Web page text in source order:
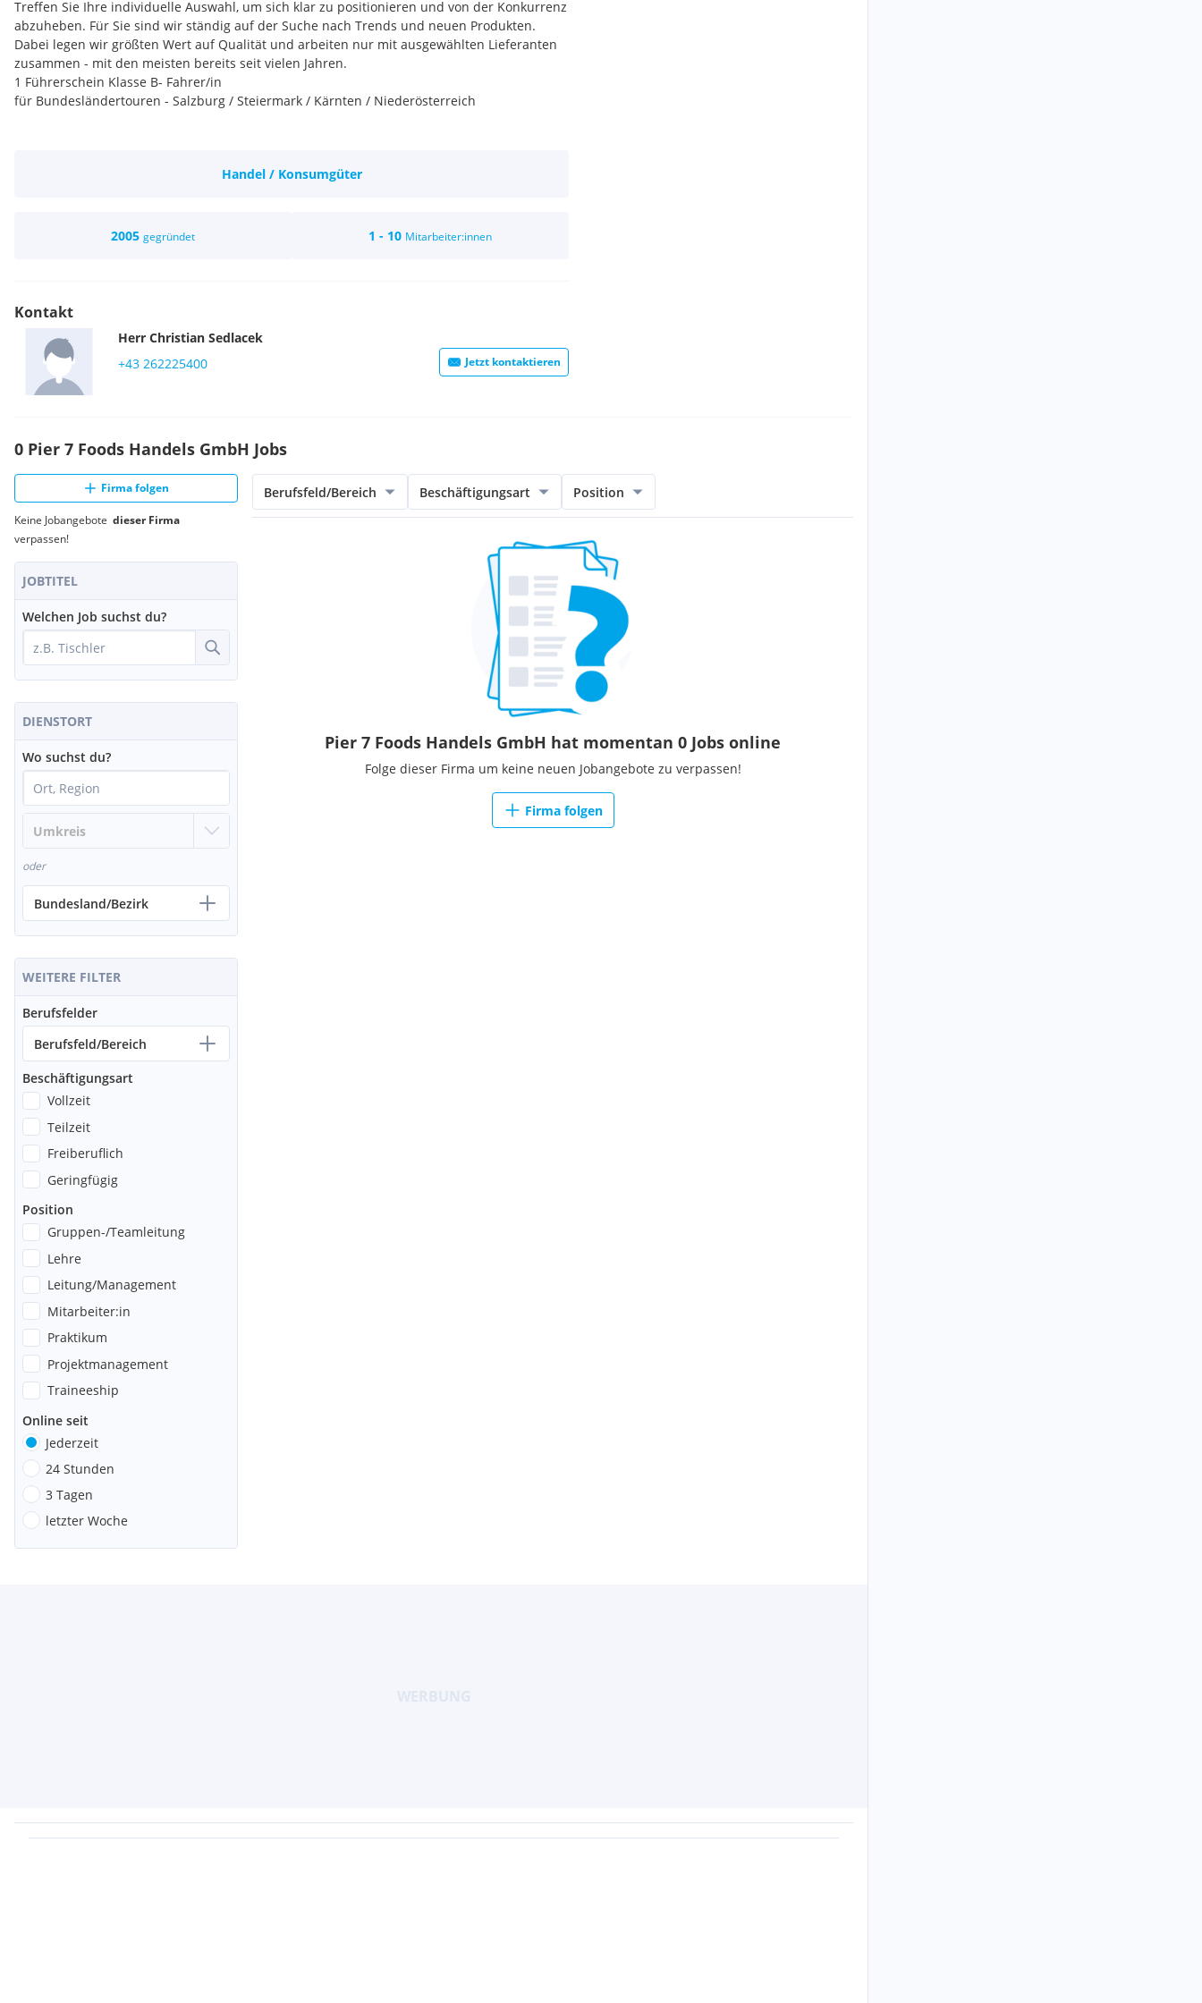
Treffen Sie Ihre individuelle Auswahl, um sich klar zu positionieren und von der Konkurrenz
abzuheben. Für Sie sind wir ständig auf der Suche nach Trends und neuen Produkten.
Dabei legen wir größten Wert auf Qualität und arbeiten nur mit ausgewählten Lieferanten
zusammen - mit den meisten bereits seit vielen Jahren.
1 Führerschein Klasse B- Fahrer/in
für Bundesländertouren - Salzburg / Steiermark / Kärnten / Niederösterreich
ANFORDERUNGSPROFIL:
* Freundliches Auftreten bei unseren Kund/inne
brutto pro Monat auf Basis Vollzeitbeschäftigung.
Handel / Konsumgüter
2005 gegründet 1 - 10 Mitarbeiter:innen
Kontakt
Herr Christian Sedlacek
+43 262225400
Jetzt kontaktieren
0 Pier 7 Foods Handels GmbH Jobs
Firma folgen
Keine Jobangebote dieser Firma
verpassen!
JOBTITEL
Welchen Job suchst du?
DIENSTORT
Wo suchst du?
oder
Bundesland/Bezirk
WEITERE FILTER
Berufsfelder
Berufsfeld/Bereich
Beschäftigungsart
Vollzeit
Teilzeit
Freiberuflich
Geringfügig
Position
Gruppen-/Teamleitung
Lehre
Leitung/Management
Mitarbeiter:in
Praktikum
Projektmanagement
Traineeship
Online seit
Jederzeit
24 Stunden
3 Tagen
letzter Woche
Berufsfeld/Bereich Beschäftigungsart Position
Pier 7 Foods Handels GmbH hat momentan 0 Jobs online
Folge dieser Firma um keine neuen Jobangebote zu verpassen!
Firma folgen